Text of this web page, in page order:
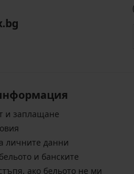
и заплащане
личните данни
и банските
ако бельото не ми